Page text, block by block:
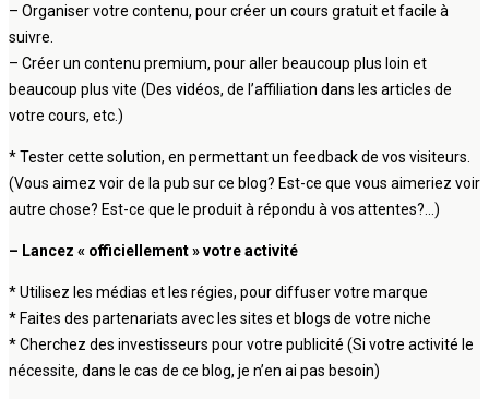
– Organiser votre contenu, pour créer un cours gratuit et facile à
suivre.
– Créer un contenu premium, pour aller beaucoup plus loin et
beaucoup plus vite (Des vidéos, de l’affiliation dans les articles de
votre cours, etc.)
* Tester cette solution, en permettant un feedback de vos visiteurs.
(Vous aimez voir de la pub sur ce blog? Est-ce que vous aimeriez voir
autre chose? Est-ce que le produit à répondu à vos attentes?…)
– Lancez « officiellement » votre activité
* Utilisez les médias et les régies, pour diffuser votre marque
* Faites des partenariats avec les sites et blogs de votre niche
* Cherchez des investisseurs pour votre publicité (Si votre activité le
nécessite, dans le cas de ce blog, je n’en ai pas besoin)